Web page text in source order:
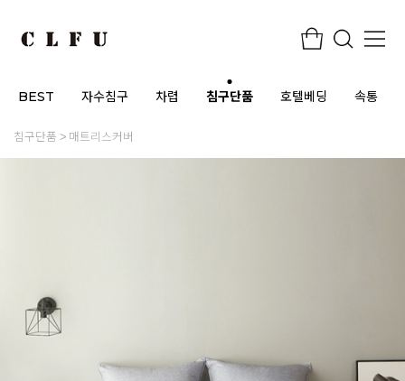
BEST 자수침구 차렵 침구단품 호텔베딩 속통
침구단품 매트리스커버